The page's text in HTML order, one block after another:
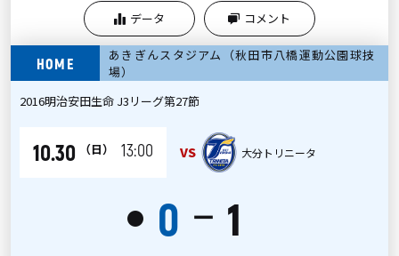
データ コメント
HOME
あきぎんスタジアム（秋田市八橋運動公園球技
場）
2016明治安田生命 J3リーグ第27節
10.30 （日） 13:00 VS 大分トリニータ
● 0 ー 1